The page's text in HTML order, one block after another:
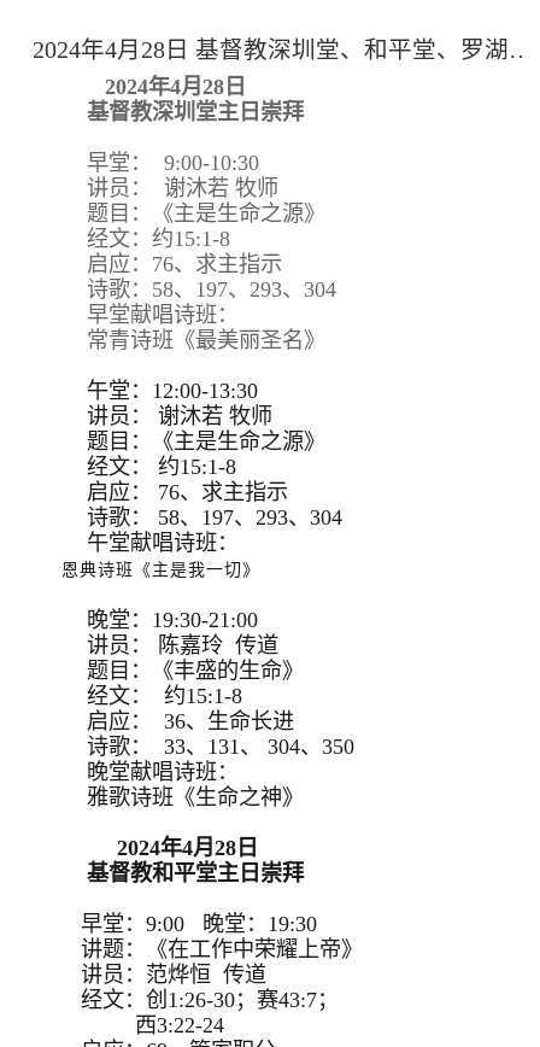
2024年4月28日 基督教深圳堂、和平堂、罗湖堂主日崇拜
2024年4月28日
基督教深圳堂主日崇拜
早堂： 9:00-10:30
讲员： 谢沐若 牧师
题目：《主是生命之源》
经文：约15:1-8
启应：76、求主指示
诗歌：58、197、293、304
早堂献唱诗班：
常青诗班《最美丽圣名》
午堂：12:00-13:30
讲员：
谢沐若 牧师
题目：
《主是生命之源》
经文：
约15:1-8
启应：
76、求主指示
诗歌：
58、197、293、 304
午堂献唱诗班：
恩典诗班《主是我一切》
晚堂：19:30-21:00
讲员： 陈嘉玲 传道
题目：《丰盛的生命》
经文： 约15:1-8
启应： 36、生命长进
诗歌： 33、131、 304、350
晚堂献唱诗班：
雅歌诗班《生命之神》
2024年4月28日
基督教和平堂主日崇拜
早堂：9:00 晚堂：19:30
讲题：《在工作中荣耀上帝》
讲员：范烨恒 传道
经文：创1:26-30；赛43:7；
西3:22-24